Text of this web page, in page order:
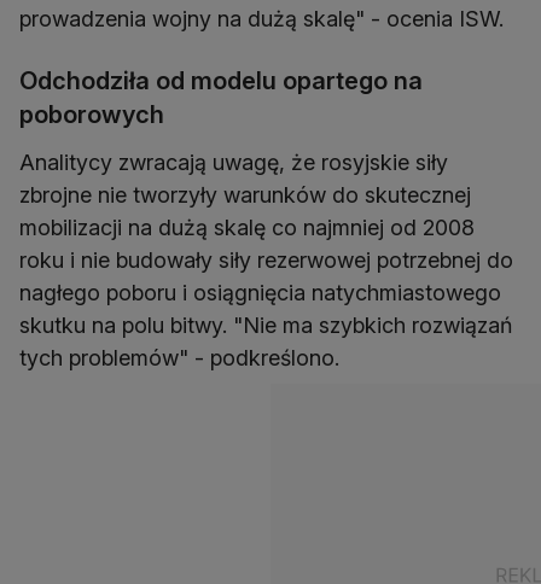
prowadzenia wojny na dużą skalę" - ocenia ISW.
Odchodziła od modelu opartego na
poborowych
Analitycy zwracają uwagę, że rosyjskie siły
zbrojne nie tworzyły warunków do skutecznej
mobilizacji na dużą skalę co najmniej od 2008
roku i nie budowały siły rezerwowej potrzebnej do
nagłego poboru i osiągnięcia natychmiastowego
skutku na polu bitwy. "Nie ma szybkich rozwiązań
tych problemów" - podkreślono.